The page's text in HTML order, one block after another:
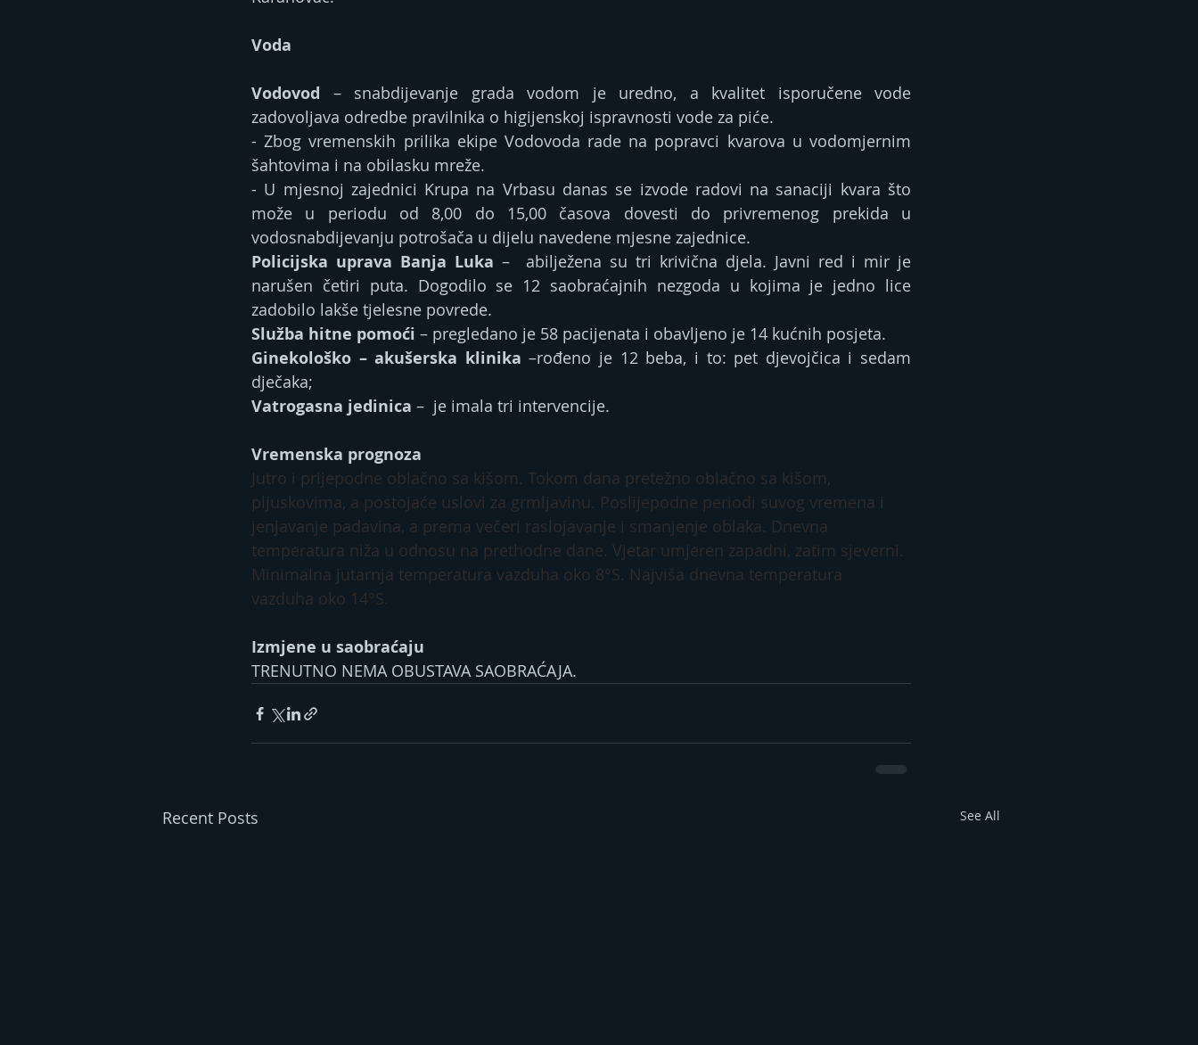
Voda
Vodovod – snabdijevanje grada vodom je uredno, a kvalitet isporučene vode
zadovoljava odredbe pravilnika o higijenskoj ispravnosti vode za piće.
- Zbog vremenskih prilika ekipe Vodovoda rade na popravci kvarova u vodomjernim
šahtovima i na obilasku mreže.
- U mjesnoj zajednici Krupa na Vrbasu danas se izvode radovi na sanaciji kvara što
može u periodu od 8,00 do 15,00 časova dovesti do privremenog prekida u
vodosnabdijevanju potrošača u dijelu navedene mjesne zajednice.
Policijska uprava Banja Luka –  abilježena su tri krivična djela. Javni red i mir je
narušen četiri puta. Dogodilo se 12 saobraćajnih nezgoda u kojima je jedno lice
zadobilo lakše tjelesne povrede.
Služba hitne pomoći – pregledano je 58 pacijenata i obavljeno je 14 kućnih posjeta.
Ginekološko – akušerska klinika –rođeno je 12 beba, i to: pet djevojčica i sedam
dječaka;
Vatrogasna jedinica –  je imala tri intervencije.
Vremenska prognoza
Jutro i prijepodne oblačno sa kišom. Tokom dana pretežno oblačno sa kišom,
pljuskovima, a postojaće uslovi za grmljavinu. Poslijepodne periodi suvog vremena i
jenjavanje padavina, a prema večeri raslojavanje i smanjenje oblaka. Dnevna
temperatura niža u odnosu na prethodne dane. Vjetar umjeren zapadni, zatim sjeverni.
Minimalna jutarnja temperatura vazduha oko 8°S. Najviša dnevna temperatura
vazduha oko 14°S.
Izmjene u saobraćaju
TRENUTNO NEMA OBUSTAVA SAOBRAĆAJA.
Recent Posts See All